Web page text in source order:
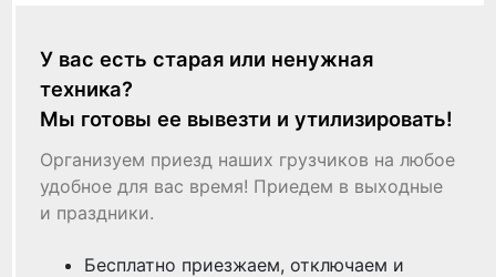
У вас есть старая или ненужная
техника?
Мы готовы ее вывезти и утилизировать!
Организуем приезд наших грузчиков на любое
удобное для вас время! Приедем в выходные
и праздники.
Бесплатно приезжаем, отключаем и